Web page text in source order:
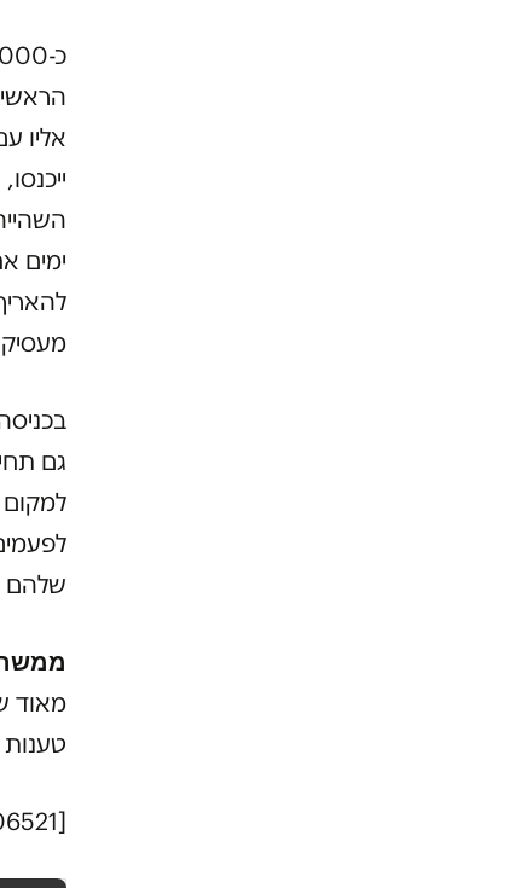
אליו
ימים
גם
שלהם
מאוד
[mc4wp_form id="1006521"]